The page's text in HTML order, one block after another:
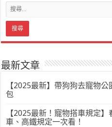
最新文章
【2025最新】帶狗狗去寵物
包
【2025最新！寵物搭車規定
車、高鐵規定一次看！